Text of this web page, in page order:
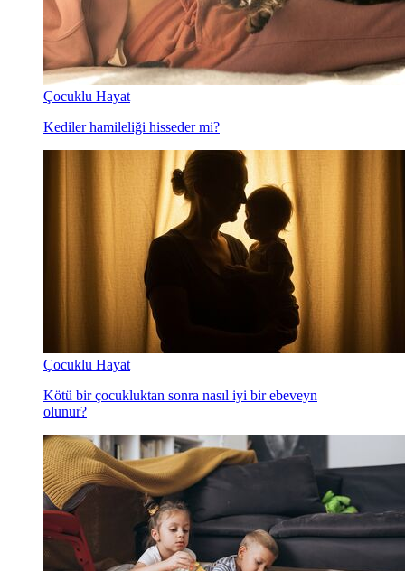
Çocuklu Hayat
Kediler hamileliği hisseder mi?
Çocuklu Hayat
Kötü bir çocukluktan sonra nasıl iyi bir ebeveyn
olunur?